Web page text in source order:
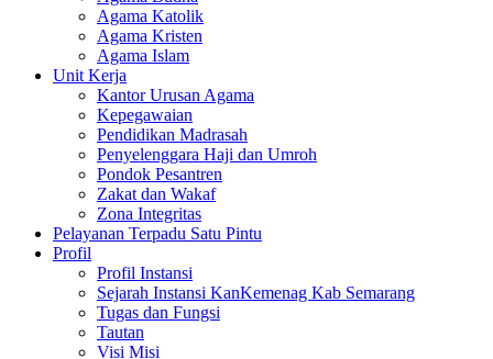
Agama Katolik
Agama Kristen
Agama Islam
Unit Kerja
Kantor Urusan Agama
Kepegawaian
Pendidikan Madrasah
Penyelenggara Haji dan Umroh
Pondok Pesantren
Zakat dan Wakaf
Zona Integritas
Pelayanan Terpadu Satu Pintu
Profil
Profil Instansi
Sejarah Instansi KanKemenag Kab Semarang
Tugas dan Fungsi
Tautan
Visi Misi